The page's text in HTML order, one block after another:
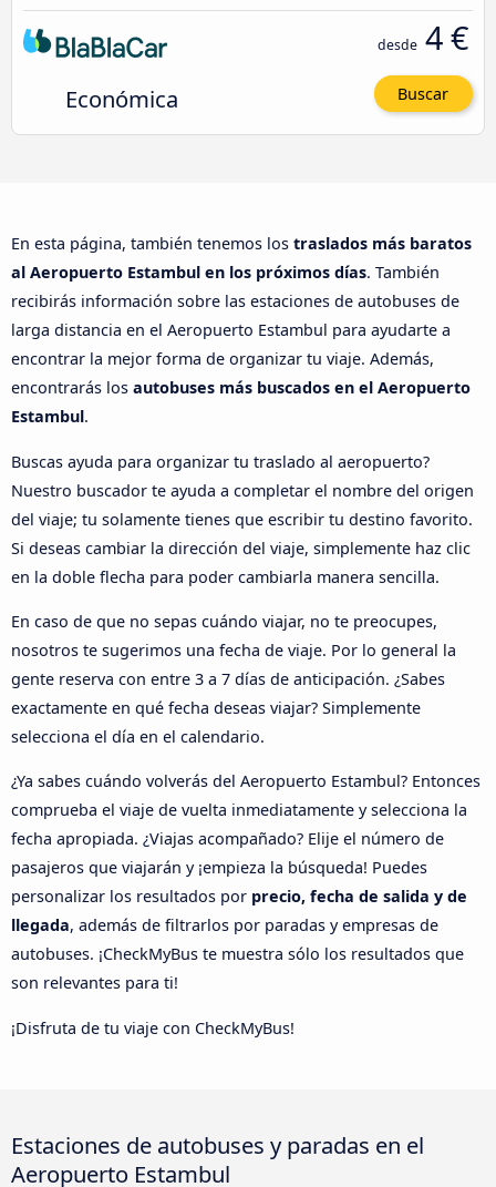
Económica
desde 4 €
Buscar
En esta página, también tenemos los traslados más baratos
al Aeropuerto Estambul en los próximos días. También
recibirás información sobre las estaciones de autobuses de
larga distancia en el Aeropuerto Estambul para ayudarte a
encontrar la mejor forma de organizar tu viaje. Además,
encontrarás los autobuses más buscados en el Aeropuerto
Estambul.
Buscas ayuda para organizar tu traslado al aeropuerto?
Nuestro buscador te ayuda a completar el nombre del origen
del viaje; tu solamente tienes que escribir tu destino favorito.
Si deseas cambiar la dirección del viaje, simplemente haz clic
en la doble flecha para poder cambiarla manera sencilla.
En caso de que no sepas cuándo viajar, no te preocupes,
nosotros te sugerimos una fecha de viaje. Por lo general la
gente reserva con entre 3 a 7 días de anticipación. ¿Sabes
exactamente en qué fecha deseas viajar? Simplemente
selecciona el día en el calendario.
¿Ya sabes cuándo volverás del Aeropuerto Estambul? Entonces
comprueba el viaje de vuelta inmediatamente y selecciona la
fecha apropiada. ¿Viajas acompañado? Elije el número de
pasajeros que viajarán y ¡empieza la búsqueda! Puedes
personalizar los resultados por precio, fecha de salida y de
llegada, además de filtrarlos por paradas y empresas de
autobuses. ¡CheckMyBus te muestra sólo los resultados que
son relevantes para ti!
¡Disfruta de tu viaje con CheckMyBus!
Estaciones de autobuses y paradas en el
Aeropuerto Estambul